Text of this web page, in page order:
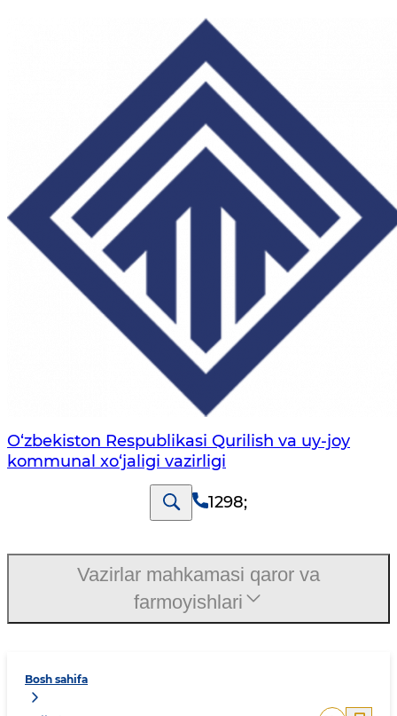
O‘zbekiston Respublikasi Qurilish va uy-joy
kommunal xo‘jaligi vazirligi
1298;
Bosh sahifa
Vazirlar mahkamasi qaror va
farmoyishlari